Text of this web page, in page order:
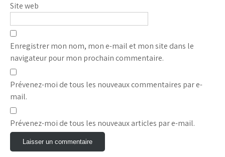
Site web
Enregistrer mon nom, mon e-mail et mon site dans le
navigateur pour mon prochain commentaire.
Prévenez-moi de tous les nouveaux commentaires par e-
mail.
Prévenez-moi de tous les nouveaux articles par e-mail.